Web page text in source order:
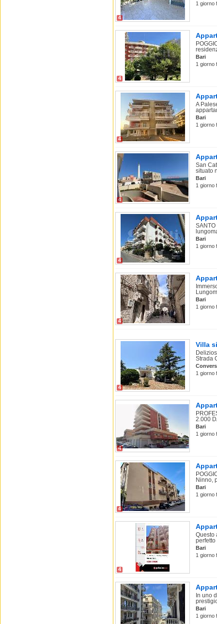
4
1 giorno
4
Bari
1 giorno
4
A
Bari
1 giorno
4
San
situato
Bari
1 giorno
4
Bari
1 giorno
4
Bari
1 giorno
4
Villa
Strada
1 giorno
4
2.000
Bari
1 giorno
4
Ninno,
Bari
1 giorno
4
Questo
perfetto
Bari
1 giorno
In uno
Bari
1 giorno